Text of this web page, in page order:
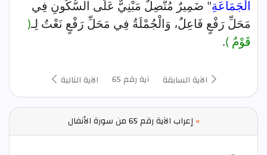
الْجَمَاعَةِ" ضَمِيرٌ مُتَّصِلٌ مَبْنِيٌّ عَلَى السُّكُونِ فِي
مَحَلِّ رَفْعٍ فَاعِلٌ، وَالْجُمْلَةُ فِي مَحَلِّ رَفْعٍ نَعْتٌ لِـ(
قَوْمٌ ).
الآية السابقة آية رقم 65 الآية التالية
» إعراب الآية رقم 65 من سورة الأنفال